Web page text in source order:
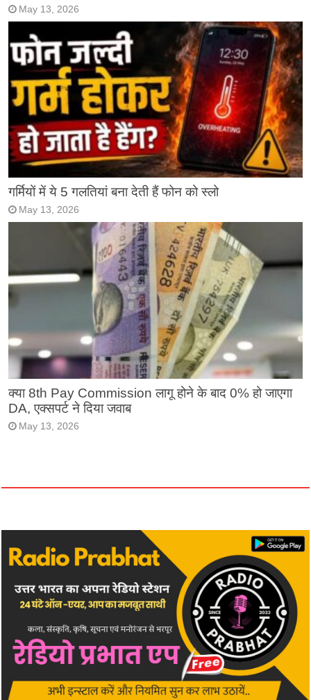
May 13, 2026
गर्मियों में ये 5 गलतियां बना देती हैं फोन को स्लो
May 13, 2026
क्या 8th Pay Commission लागू होने के बाद 0% हो जाएगा
DA, एक्सपर्ट ने दिया जवाब
May 13, 2026